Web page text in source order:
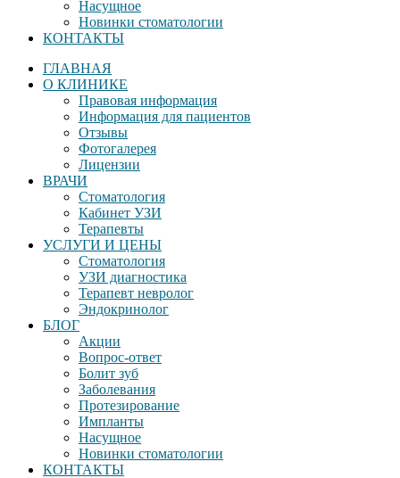
Насущное
Новинки стоматологии
КОНТАКТЫ
ГЛАВНАЯ
О КЛИНИКЕ
Правовая информация
Информация для пациентов
Отзывы
Фотогалерея
Лицензии
ВРАЧИ
Стоматология
Кабинет УЗИ
Терапевты
УСЛУГИ И ЦЕНЫ
Стоматология
УЗИ диагностика
Терапевт невролог
Эндокринолог
БЛОГ
Акции
Вопрос-ответ
Болит зуб
Заболевания
Протезирование
Импланты
Насущное
Новинки стоматологии
КОНТАКТЫ